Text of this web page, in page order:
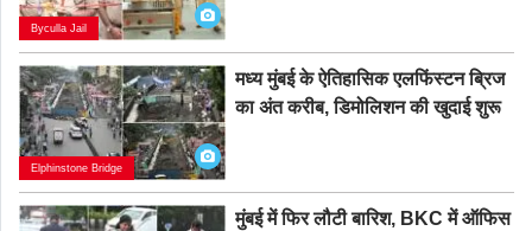
Byculla Jail
Elphinstone Bridge
मध्य मुंबई के ऐतिहासिक एलफिंस्टन ब्रिज
का अंत करीब, डिमोलिशन की खुदाई शुरू
मुंबई में फिर लौटी बारिश, BKC में ऑफिस